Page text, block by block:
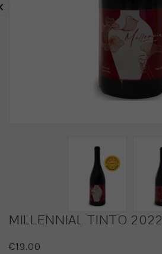
MILLENNIAL TINTO 2022
€19.00